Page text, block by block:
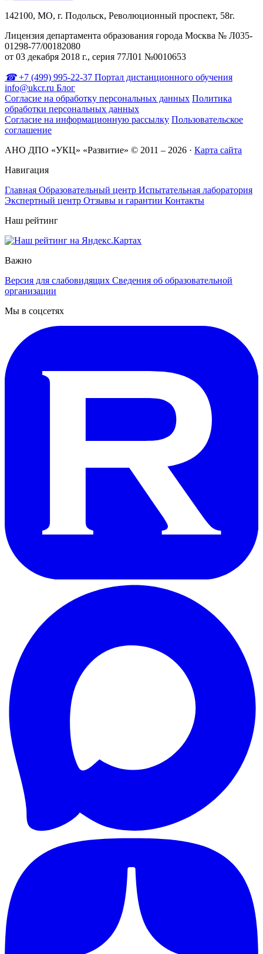
142100, МО, г. Подольск, Революционный проспект, 58г.
Лицензия департамента образования города Москва № Л035-
01298-77/00182080
от 03 декабря 2018 г., серия 77Л01 №0010653
+7 (499) 995-22-37 Портал дистанционного обучения
info@ukcr.ru Блог
Согласие на обработку персональных данных Политика
обработки персональных данных
Согласие на информационную рассылку Пользовательское
соглашение
АНО ДПО «УКЦ» «Развитие» © 2011 – 2026 · Карта сайта
Навигация
Главная Образовательный центр Испытательная лаборатория
Экспертный центр Отзывы и гарантии Контакты
Наш рейтинг
Важно
Версия для слабовидящих Сведения об образовательной
организации
Мы в соцсетях